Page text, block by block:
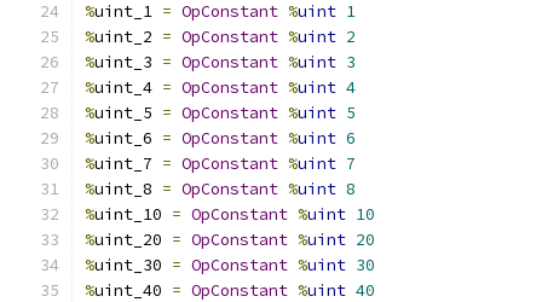
%uint_1 = OpConstant %uint 1
%uint_2 = OpConstant %uint 2
%uint_3 = OpConstant %uint 3
%uint_4 = OpConstant %uint 4
%uint_5 = OpConstant %uint 5
%uint_6 = OpConstant %uint 6
%uint_7 = OpConstant %uint 7
%uint_8 = OpConstant %uint 8
%uint_10 = OpConstant %uint 10
%uint_20 = OpConstant %uint 20
%uint_30 = OpConstant %uint 30
%uint_40 = OpConstant %uint 40